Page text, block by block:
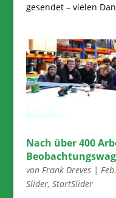
gesendet – vielen
Nach über 400
von Frank Dreves|
Slider, StartSlider